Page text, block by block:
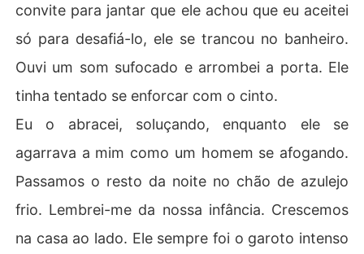
convite para jantar que ele achou que eu aceitei
só para desafiá-lo, ele se trancou no banheiro.
Ouvi um som sufocado e arrombei a porta. Ele
tinha tentado se enforcar com o cinto.
Eu o abracei, soluçando, enquanto ele se
agarrava a mim como um homem se afogando.
Passamos o resto da noite no chão de azulejo
frio. Lembrei-me da nossa infância. Crescemos
na casa ao lado. Ele sempre foi o garoto intenso